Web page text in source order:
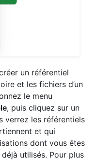
un référentiel
et les fichiers d’un
le menu
, puis cliquez sur un
verrez les référentiels
et qui
dont vous êtes
utilisés. Pour plus